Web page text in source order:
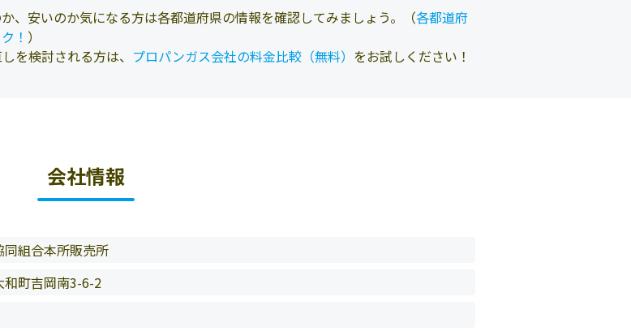
、安いのか気になる方は各都道府県の情報を確認してみましょう。（各都道府
！ ）
を検討される方は、 プロパンガス会社の料金比較（無料） をお試しください！
会社情報
組合本所販売所
和町吉岡南3-6-2